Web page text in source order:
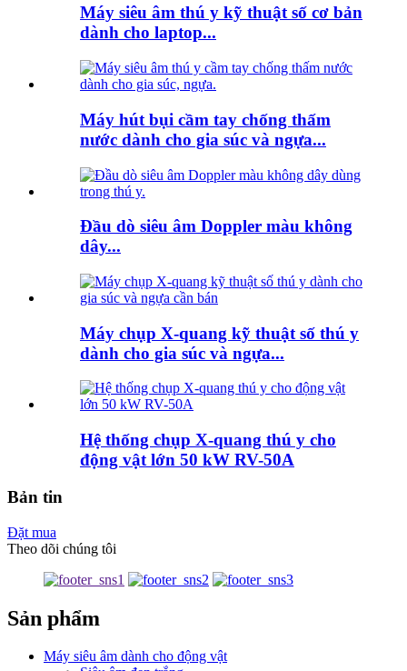
Máy siêu âm thú y kỹ thuật số cơ bản
dành cho laptop...
Máy hút bụi cầm tay chống thấm
nước dành cho gia súc và ngựa...
Đầu dò siêu âm Doppler màu không
dây...
Máy chụp X-quang kỹ thuật số thú y
dành cho gia súc và ngựa...
Hệ thống chụp X-quang thú y cho
động vật lớn 50 kW RV-50A
Bản tin
Đặt mua
Theo dõi chúng tôi
Sản phẩm
Máy siêu âm dành cho động vật